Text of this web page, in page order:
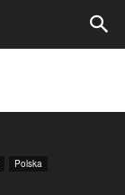
Polska